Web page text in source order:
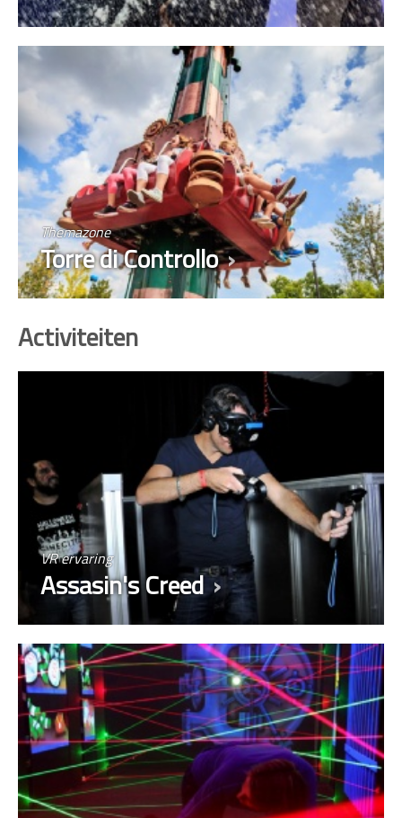
Themazone
Torre di Controllo
Activiteiten
VR ervaring
Assasin's Creed